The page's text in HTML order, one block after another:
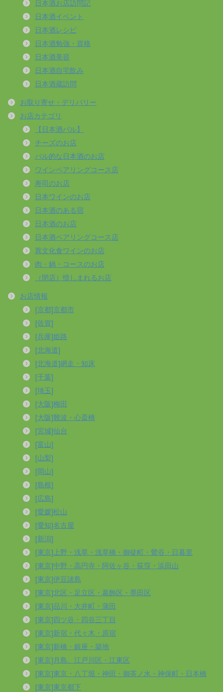
日本酒お店訪問記
日本酒イベント
日本酒レシピ
日本酒勉強・資格
日本酒美容
日本酒自宅飲み
日本酒蔵訪問
お取り寄せ・デリバリー
お店カテゴリ
【日本酒バル】
チーズのお店
バル的な日本酒のお店
ワインペアリングコース店
寿司のお店
日本ワインのお店
日本酒のある宿
日本酒のお店
日本酒ペアリングコース店
異文化食ワインのお店
肉・鍋・コースのお店
（閉店）惜しまれるお店
お店情報
[京都]京都市
[佐賀]
[兵庫]姫路
[北海道]
[北海道]網走・知床
[千葉]
[埼玉]
[大阪]梅田
[大阪]難波・心斎橋
[宮城]仙台
[富山]
[山梨]
[岡山]
[島根]
[広島]
[愛媛]松山
[愛知]名古屋
[新潟]
[東京]上野・浅草・浅草橋・御徒町・鶯谷・日暮里
[東京]中野・高円寺・阿佐ヶ谷・荻窪・浜田山
[東京]伊豆諸島
[東京]北区・足立区・葛飾区・墨田区
[東京]品川・大井町・蒲田
[東京]四ツ谷・四谷三丁目
[東京]新宿・代々木・原宿
[東京]新橋・銀座・築地
[東京]月島、江戸川区・江東区
[東京]東京・八丁堀・神田・御茶ノ水・神保町・日本橋
[東京]東京都下